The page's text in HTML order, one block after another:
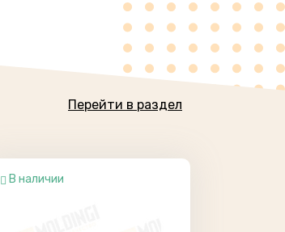
Перейти в раздел
В наличии